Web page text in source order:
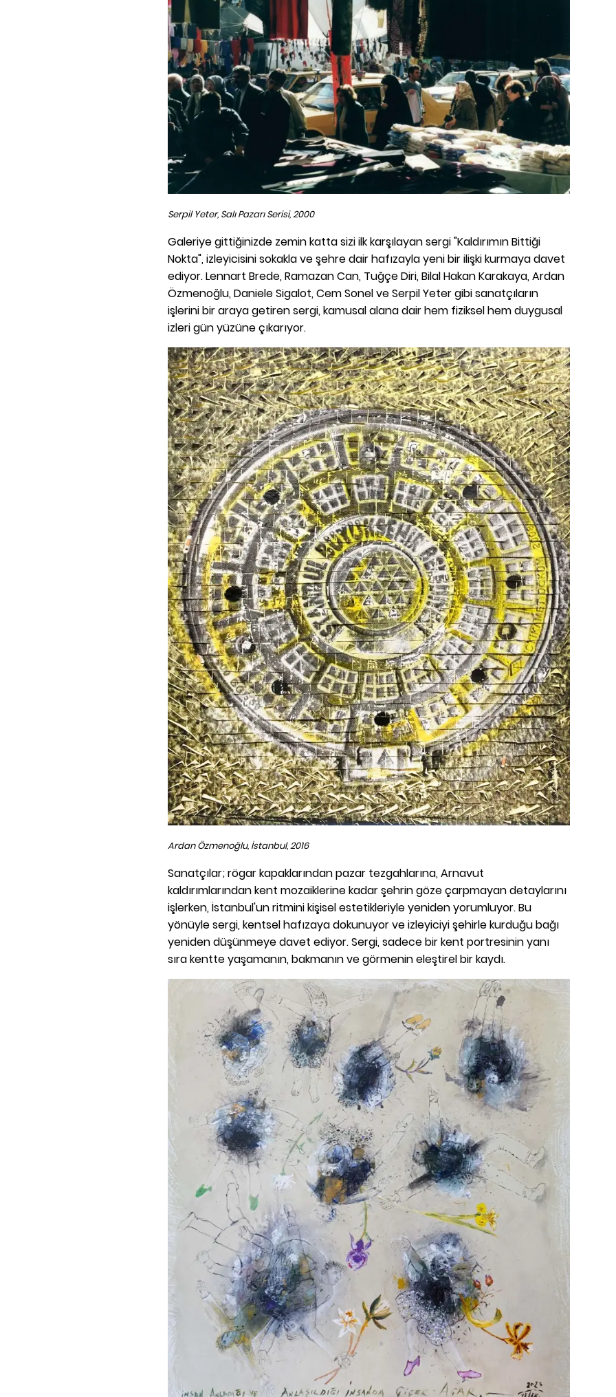
Serpil Yeter, Salı Pazarı Serisi, 2000
Galeriye gittiğinizde zemin katta sizi ilk karşılayan sergi "Kaldırımın Bittiği
Nokta", izleyicisini sokakla ve şehre dair hafızayla yeni bir ilişki kurmaya davet
ediyor. Lennart Brede, Ramazan Can, Tuğçe Diri, Bilal Hakan Karakaya, Ardan
Özmenoğlu, Daniele Sigalot, Cem Sonel ve Serpil Yeter gibi sanatçıların
işlerini bir araya getiren sergi, kamusal alana dair hem fiziksel hem duygusal
izleri gün yüzüne çıkarıyor.
Ardan Özmenoğlu, İstanbul, 2016
Sanatçılar; rögar kapaklarından pazar tezgahlarına, Arnavut
kaldırımlarından kent mozaiklerine kadar şehrin göze çarpmayan detaylarını
işlerken, İstanbul'un ritmini kişisel estetikleriyle yeniden yorumluyor. Bu
yönüyle sergi, kentsel hafızaya dokunuyor ve izleyiciyi şehirle kurduğu bağı
yeniden düşünmeye davet ediyor. Sergi, sadece bir kent portresinin yanı
sıra kentte yaşamanın, bakmanın ve görmenin eleştirel bir kaydı.